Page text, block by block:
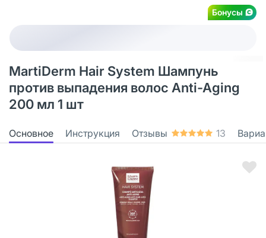
Бонусы
MartiDerm Hair System Шампунь
против выпадения волос Anti-Aging
200 мл 1 шт
Основное Инструкция Отзывы 13